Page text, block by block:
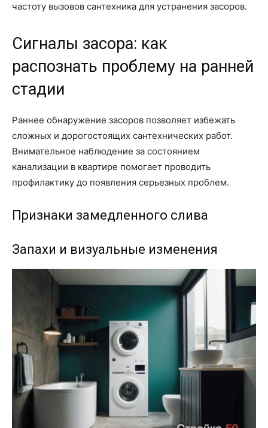
частоту вызовов сантехника для устранения засоров.
Сигналы засора: как
распознать проблему на ранней
стадии
Раннее обнаружение засоров позволяет избежать
сложных и дорогостоящих сантехнических работ.
Внимательное наблюдение за состоянием
канализации в квартире помогает проводить
профилактику до появления серьезных проблем.
Признаки замедленного слива
Запахи и визуальные изменения